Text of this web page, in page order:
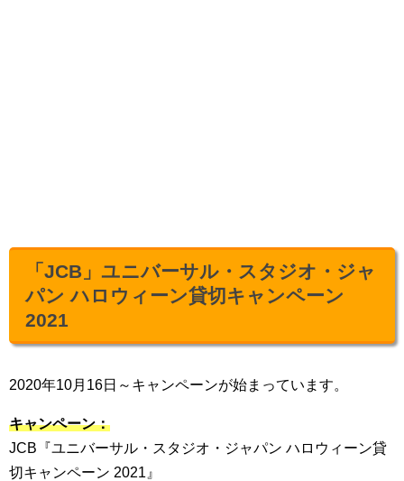
「JCB」ユニバーサル・スタジオ・ジャ
パン ハロウィーン貸切キャンペーン
2021
2020年10月16日～キャンペーンが始まっています。
キャンペーン：
JCB『ユニバーサル・スタジオ・ジャパン ハロウィーン貸
切キャンペーン 2021』